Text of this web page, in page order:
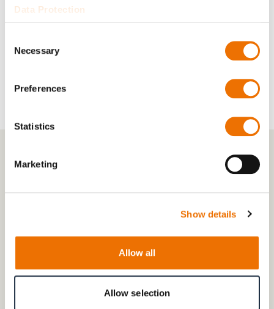
Data Protection
Selection
Necessary
Preferences
Statistics
Marketing
Show details
Allow all
Allow selection